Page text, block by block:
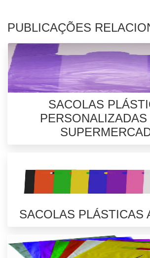
PUBLICAÇÕES
SACOLAS
PERSONALIZADAS
SACOLAS PLÁSTICAS